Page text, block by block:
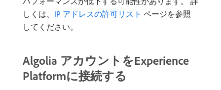
しくは、 IP アドレスの許可リスト ページを参照
してください。
Algolia アカウントをExperience
Platformに接続する